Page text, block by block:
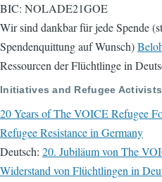
BIC: NOLADE21GOE
Wir sind dankbar für jede Spende
Spendenquittung auf Wunsch)
Ressourcen der Flüchtlinge in
Initiatives and Refugee
20 Years of The VOICE Refugee
Refugee Resistance in Germany
Deutsch: 20. Jubiläum von The
Widerstand von Flüchtlingen in